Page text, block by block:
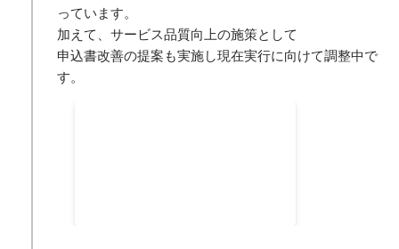
っています。
加えて、サービス品質向上の施策として
申込書改善の提案も実施し現在実行に向けて調整中で
す。